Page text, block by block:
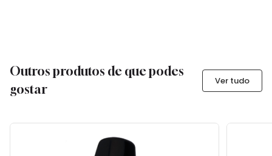
Outros produtos de que podes
gostar
Ver tudo